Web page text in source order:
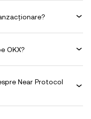
OKX?
Near Protocol